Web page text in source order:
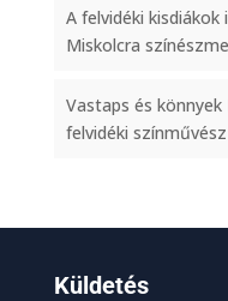
A felvidéki
Miskolcra
Vastaps és
felvidéki
Küldetés